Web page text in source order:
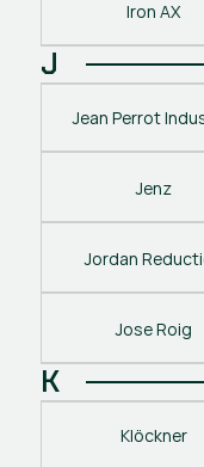
Iron AX
J
Jean Perrot
Jenz
Jordan
Jose Roig
K
Klöckner